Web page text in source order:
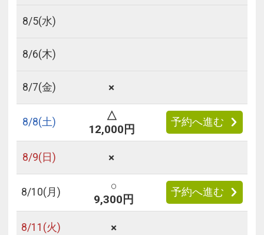
8/5(水)
8/6(木)
8/7(金) ×
8/8(土)
△
12,000円
予約へ進む
8/9(日) ×
8/10(月)
○
9,300円
予約へ進む
8/11 (火) ×